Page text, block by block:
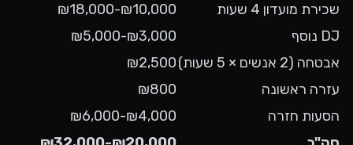
שכירת מועדון 4 שעות
₪10,000-₪18,000
DJ נוסף
₪3,000-₪5,000
אבטחה (2 אנשים × 5 שעות)
₪2,500
עזרה ראשונה
₪800
הסעות חזרה
₪4,000-₪6,000